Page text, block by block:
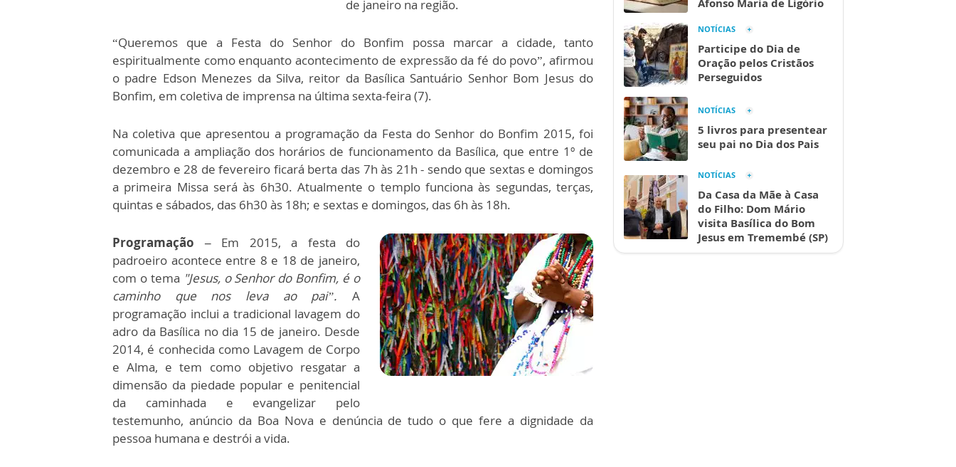
de janeiro na região.
“Queremos que a Festa do Senhor do Bonfim possa marcar a cidade, tanto
espiritualmente como enquanto acontecimento de expressão da fé do povo”, afirmou
o padre Edson Menezes da Silva, reitor da Basílica Santuário Senhor Bom Jesus do
Bonfim, em coletiva de imprensa na última sexta-feira (7).
Na coletiva que apresentou a programação da Festa do Senhor do Bonfim 2015, foi
comunicada a ampliação dos horários de funcionamento da Basílica, que entre 1º de
dezembro e 28 de fevereiro ficará berta das 7h às 21h - sendo que sextas e domingos
a primeira Missa será às 6h30. Atualmente o templo funciona às segundas, terças,
quintas e sábados, das 6h30 às 18h; e sextas e domingos, das 6h às 18h.
Programação –Em 2015, a festa do
padroeiro acontece entre 8 e 18 de janeiro,
com o tema "Jesus, o Senhor do Bonfim, é o
caminho que nos leva ao pai”. A
programação inclui a tradicional lavagem do
adro da Basílica no dia 15 de janeiro. Desde
2014, é conhecida como Lavagem de Corpo
e Alma, e tem como objetivo resgatar a
dimensão da piedade popular e penitencial
da caminhada e evangelizar pelo
testemunho, anúncio da Boa Nova e denúncia de tudo o que fere a dignidade da
pessoa humana e destrói a vida.
Afonso Maria de Ligório
NOTÍCIAS
Participe do Dia de
Oração pelos Cristãos
Perseguidos
NOTÍCIAS
5 livros para presentear
seu pai no Dia dos Pais
NOTÍCIAS
Da Casa da Mãe à Casa
do Filho: Dom Mário
visita Basílica do Bom
Jesus em Tremembé (SP)